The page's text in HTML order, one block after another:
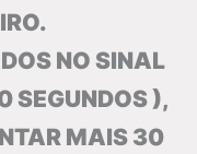
NO SINAL
SEGUNDOS ),
MAIS 30